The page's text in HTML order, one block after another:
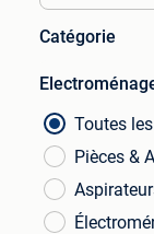
Catégorie
Toutes
Pièces &